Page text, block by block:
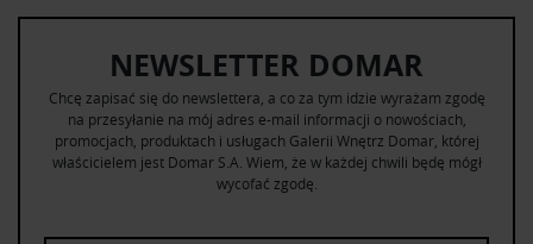
NEWSLETTER DOMAR
Chcę zapisać się do newslettera, a co za tym idzie wyrażam zgodę
na przesyłanie na mój adres e-mail informacji o nowościach,
promocjach, produktach i usługach Galerii Wnętrz Domar, której
właścicielem jest Domar S.A. Wiem, że w każdej chwili będę mógł
wycofać zgodę.